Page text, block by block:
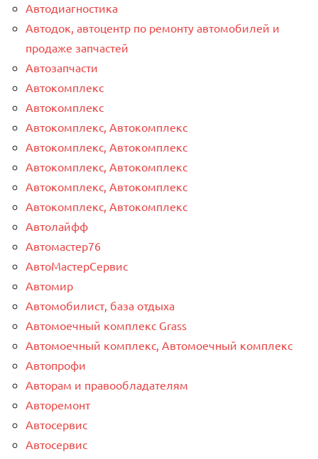
Автодиагностика
Автодок, автоцентр по ремонту автомобилей и
продаже запчастей
Автозапчасти
Автокомплекс
Автокомплекс
Автокомплекс, Автокомплекс
Автокомплекс, Автокомплекс
Автокомплекс, Автокомплекс
Автокомплекс, Автокомплекс
Автокомплекс, Автокомплекс
Автолайфф
Автомастер76
АвтоМастерСервис
Автомир
Автомобилист, база отдыха
Автомоечный комплекс Grass
Автомоечный комплекс, Автомоечный комплекс
Автопрофи
Авторам и правообладателям
Авторемонт
Автосервис
Автосервис